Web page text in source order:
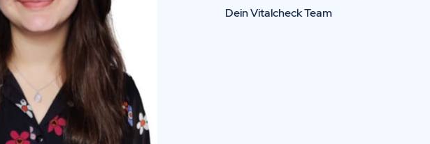
Dein Vitalcheck Team